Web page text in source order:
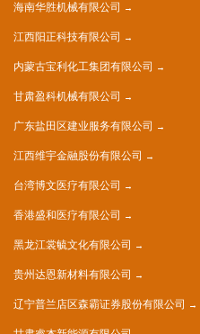
海南华胜机械有限公司
江西阳正科技有限公司
内蒙古宝利化工集团有限公司
甘肃盈科机械有限公司
广东盐田区建业服务有限公司
江西维宇金融股份有限公司
台湾博文医疗有限公司
香港盛和医疗有限公司
黑龙江裳毓文化有限公司
贵州达恩新材料有限公司
辽宁普兰店区森霸证券股份有限公司